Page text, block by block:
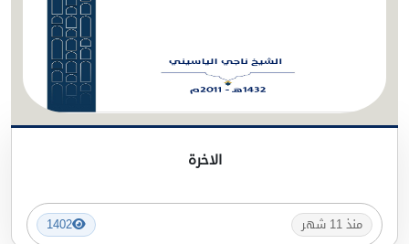
الاخرة
منذ 11 شهر 1402